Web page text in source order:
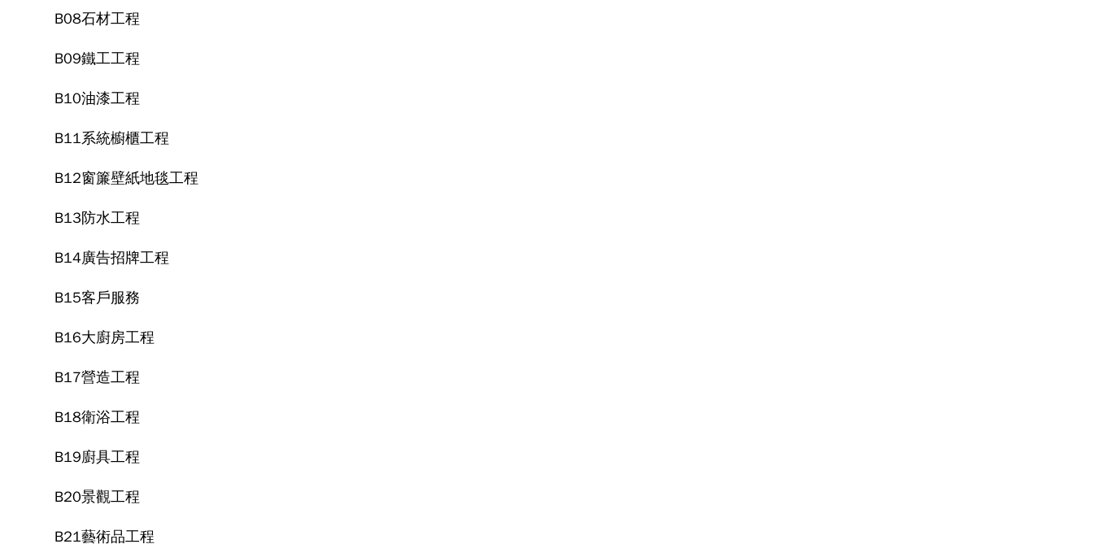
B08石材工程
B09鐵工工程
B10油漆工程
B11系統櫥櫃工程
B12窗簾壁紙地毯工程
B13防水工程
B14廣告招牌工程
B15客戶服務
B16大廚房工程
B17營造工程
B18衛浴工程
B19廚具工程
B20景觀工程
B21藝術品工程